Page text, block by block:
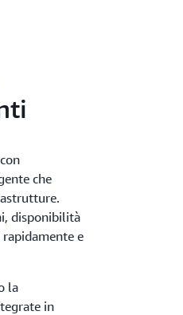
che
disponibilità
e
la
in